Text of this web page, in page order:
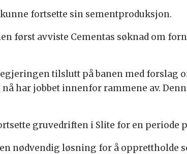
fortsette sin sementproduksjon.
først avviste Cementas søknad om
tilslutt på banen med forslag
har jobbet innenfor rammene av.
gruvedriften i Slite for en periode
nødvendig løsning for å opprettholde